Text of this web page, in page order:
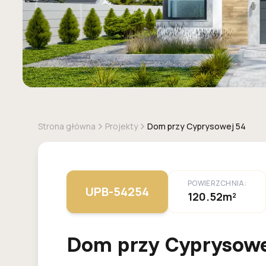
Strona główna Projekty Dom przy Cyprysowej 54
UPB-54254
POWIERZCHNIA:
120.52m²
Dom przy